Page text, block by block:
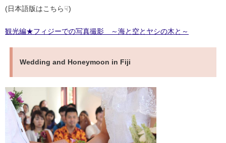
(日本語版はこちら☟)
観光編★フィジーでの写真撮影 ～海と空とヤシの木と～
Wedding and Honeymoon in Fiji